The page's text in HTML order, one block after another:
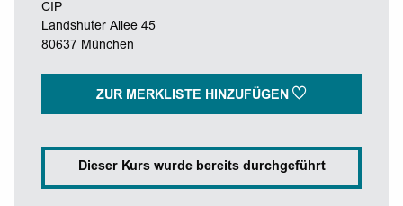
CIP
Landshuter Allee 45
80637 München
ZUR MERKLISTE HINZUFÜGEN
Dieser Kurs wurde bereits durchgeführt